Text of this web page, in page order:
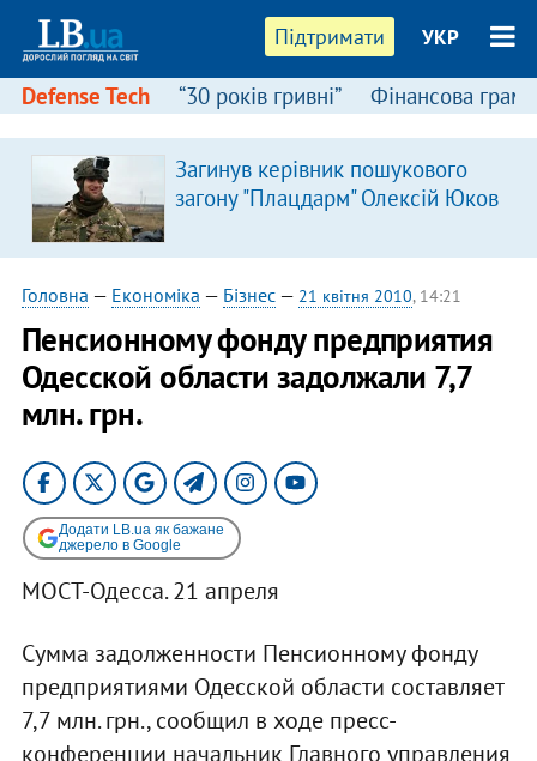
Підтримати УКР
Defense Tech “30 років гривні” Фінансова
Загинув керівник пошукового
загону "Плацдарм" Олексій Юков
Головна — Економіка — Бізнес— 21 квітня 2010, 14:21
Пенсионному фонду предприятия
Одесской области задолжали 7,7
млн. грн.
Додати LB.ua як бажане
джерело в Google
МОСТ-Одесса. 21 апреля
Сумма задолженности Пенсионному фонду
предприятиями Одесской области составляет
7,7 млн. грн., сообщил в ходе пресс-
конференции начальник Главного управления